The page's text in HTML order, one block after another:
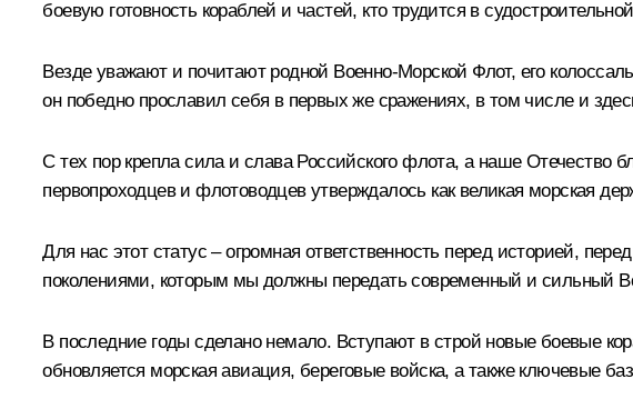
боевую готовность кораблей и частей, кто трудится в
Везде уважают и почитают родной Военно-Морской Флот, его
он победно прославил себя в первых же сражениях, в том числе и
С тех пор крепла сила и слава Российского флота, а наше Отечество
первопроходцев и флотоводцев утверждалось как великая морская
Для нас этот статус – огромная ответственность перед историей,
поколениями, которым мы должны передать современный и сильный
В последние годы сделано немало. Вступают в строй новые боевые
обновляется морская авиация, береговые войска, а также ключевые